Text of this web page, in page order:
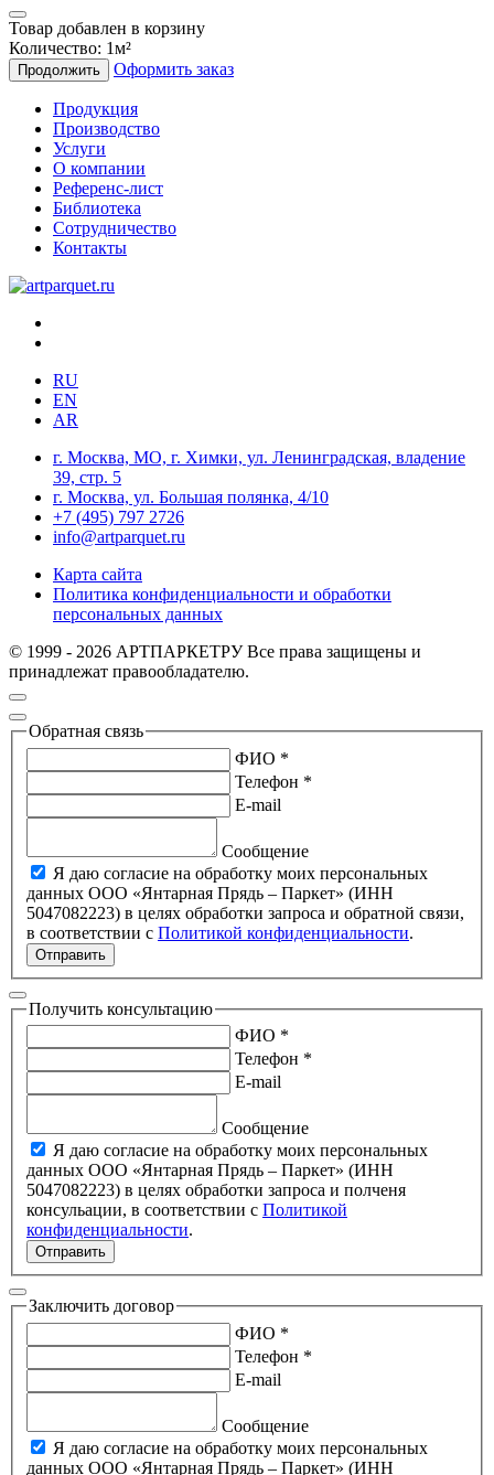
Товар добавлен в корзину
Количество: 1м²
Продолжить Оформить заказ
Продукция
Производство
Услуги
О компании
Референс-лист
Библиотека
Сотрудничество
Контакты
RU
EN
AR
г. Москва, МО, г. Химки, ул. Ленинградская, владение
39, стр. 5
г. Москва, ул. Большая полянка, 4/10
+7 (495) 797 2726
info@artparquet.ru
Карта сайта
Политика конфиденциальности и обработки
персональных данных
© 1999 - 2026 АРТПАРКЕТРУ Все права защищены и
принадлежат правообладателю.
Обратная связь
ФИО *
Телефон *
E-mail
Сообщение
Я даю согласие на обработку моих персональных
данных ООО «Янтарная Прядь – Паркет» (ИНН
5047082223) в целях обработки запроса и обратной связи,
в соответствии с Политикой конфиденциальности.
Отправить
Получить консультацию
ФИО *
Телефон *
E-mail
Сообщение
Я даю согласие на обработку моих персональных
данных ООО «Янтарная Прядь – Паркет» (ИНН
5047082223) в целях обработки запроса и полченя
консульации, в соответствии с Политикой
конфиденциальности.
Отправить
Заключить договор
ФИО *
Телефон *
E-mail
Сообщение
Я даю согласие на обработку моих персональных
данных ООО «Янтарная Прядь – Паркет» (ИНН